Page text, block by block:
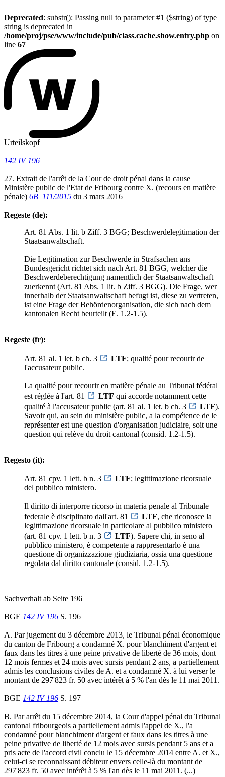
Deprecated: substr(): Passing null to parameter #1 ($string) of type
string is deprecated in
/home/proj/pse/www/include/pub/class.cache.show.entry.php on
line 67
Urteilskopf
142 IV 196
27. Extrait de l'arrêt de la Cour de droit pénal dans la cause
Ministère public de l'Etat de Fribourg contre X. (recours en matière
pénale) 6B_111/2015 du 3 mars 2016
Regeste (de):
Art. 81 Abs. 1 lit. b Ziff. 3 BGG; Beschwerdelegitimation der
Staatsanwaltschaft.
Die Legitimation zur Beschwerde in Strafsachen ans
Bundesgericht richtet sich nach Art. 81 BGG, welcher die
Beschwerdeberechtigung namentlich der Staatsanwaltschaft
zuerkennt (Art. 81 Abs. 1 lit. b Ziff. 3 BGG). Die Frage, wer
innerhalb der Staatsanwaltschaft befugt ist, diese zu vertreten,
ist eine Frage der Behördenorganisation, die sich nach dem
kantonalen Recht beurteilt (E. 1.2-1.5).
Regeste (fr):
Art. 81 al. 1 let. b ch. 3 LTF; qualité pour recourir de
l'accusateur public.
La qualité pour recourir en matière pénale au Tribunal fédéral
est réglée à l'art. 81
LTF qui accorde notamment cette
qualité à l'accusateur public (art. 81 al. 1 let. b ch. 3
LTF).
Savoir qui, au sein du ministère public, a la compétence de le
représenter est une question d'organisation judiciaire, soit une
question qui relève du droit cantonal (consid. 1.2-1.5).
Regesto (it):
Art. 81 cpv. 1 lett. b n. 3 LTF; legittimazione ricorsuale
del pubblico ministero.
Il diritto di interporre ricorso in materia penale al Tribunale
federale è disciplinato dall'art. 81
LTF, che riconosce la
legittimazione ricorsuale in particolare al pubblico ministero
(art. 81 cpv. 1 lett. b n. 3
LTF). Sapere chi, in seno al
pubblico ministero, è competente a rappresentarlo è una
questione di organizzazione giudiziaria, ossia una questione
regolata dal diritto cantonale (consid. 1.2-1.5).
Sachverhalt ab Seite 196
BGE 142 IV 196 S. 196
A. Par jugement du 3 décembre 2013, le Tribunal pénal économique
du canton de Fribourg a condamné X. pour blanchiment d'argent et
faux dans les titres à une peine privative de liberté de 36 mois, dont
12 mois fermes et 24 mois avec sursis pendant 2 ans, a partiellement
admis les conclusions civiles de A. et a condamné X. à lui verser le
montant de 297'823 fr. 50 avec intérêt à 5 % l'an dès le 11 mai 2011.
BGE 142 IV 196 S. 197
B. Par arrêt du 15 décembre 2014, la Cour d'appel pénal du Tribunal
cantonal fribourgeois a partiellement admis l'appel de X., l'a
condamné pour blanchiment d'argent et faux dans les titres à une
peine privative de liberté de 12 mois avec sursis pendant 5 ans et a
pris acte de l'accord civil conclu le 15 décembre 2014 entre A. et X.,
celui-ci se reconnaissant débiteur envers celle-là du montant de
297'823 fr. 50 avec intérêt à 5 % l'an dès le 11 mai 2011. (...)